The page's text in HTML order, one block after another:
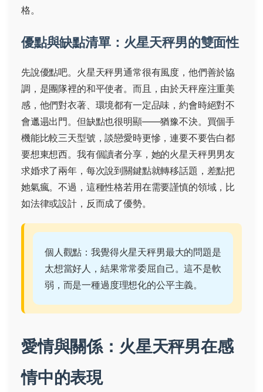
格。
優點與缺點清單：火星天秤男的雙面性
先說優點吧。火星天秤男通常很有風度，他們善於協
調，是團隊裡的和平使者。而且，由於天秤座注重美
感，他們對衣著、環境都有一定品味，約會時絕對不
會邋遢出門。但缺點也很明顯——猶豫不決。買個手
機能比較三天型號，談戀愛時更慘，連要不要告白都
要想東想西。我有個讀者分享，她的火星天秤男男友
求婚求了兩年，每次說到關鍵點就轉移話題，差點把
她氣瘋。不過，這種性格若用在需要謹慎的領域，比
如法律或設計，反而成了優勢。
個人觀點：我覺得火星天秤男最大的問題是
太想當好人，結果常常委屈自己。這不是軟
弱，而是一種過度理想化的公平主義。
愛情與關係：火星天秤男在感
情中的表現